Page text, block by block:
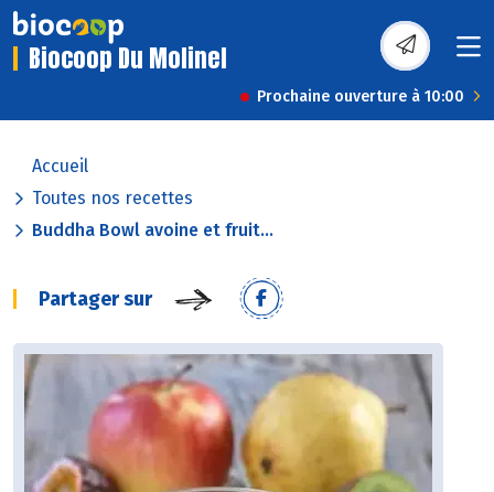
Biocoop Du Molinel
Prochaine ouverture à 10:00
Accueil
Toutes nos recettes
Buddha Bowl avoine et fruit...
Partager sur